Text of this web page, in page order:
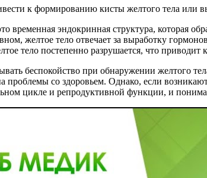
к формированию кисты желтого тела или
временная эндокринная структура, которая
желтое тело отвечает за выработку
тело постепенно разрушается, что приводит
беспокойство при обнаружении желтого
проблемы со здоровьем. Однако, если
цикле и репродуктивной функции, и